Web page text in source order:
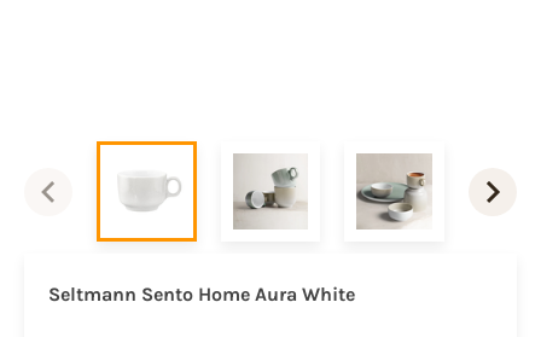
Seltmann Sento Home Aura White